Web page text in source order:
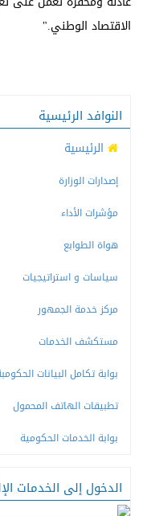
الاقتصاد الوطني."
النوافد الرئيسية
الرئيسية
إصدارات الوزارة
مؤشرات الأداء
هواة الطوابع
سياسات و استراتيجيات
مركز خدمة الجمهور
مستكشف الخدمات
بوابة تكامل البيانات
تطبيقات الهاتف المحمول
بوابة الخدمات الحكومية
الدخول إلى الخدمات